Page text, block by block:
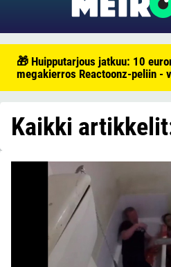
🎁 Huipputarjous jatkuu: 10
megakierros Reactoonz-peliin -
Kaikki